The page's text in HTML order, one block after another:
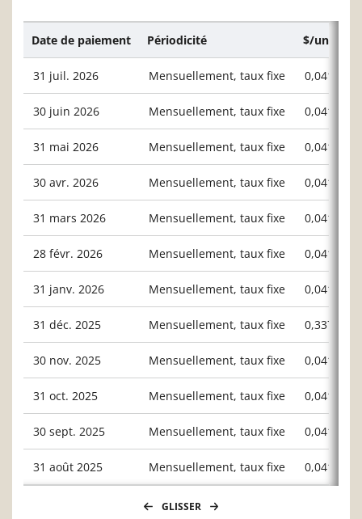
Date de paiement Périodicité $/unité
31 juil. 2026 Mensuellement, taux fixe 0,04169
30 juin 2026 Mensuellement, taux fixe 0,04169
31 mai 2026 Mensuellement, taux fixe 0,04169
30 avr. 2026 Mensuellement, taux fixe 0,04169
31 mars 2026 Mensuellement, taux fixe 0,04169
28 févr. 2026 Mensuellement, taux fixe 0,04169
31 janv. 2026 Mensuellement, taux fixe 0,04169
31 déc. 2025 Mensuellement, taux fixe 0,33763
30 nov. 2025 Mensuellement, taux fixe 0,04169
31 oct. 2025 Mensuellement, taux fixe 0,04169
30 sept. 2025 Mensuellement, taux fixe 0,04169
31 août 2025 Mensuellement, taux fixe 0,04169
GLISSER